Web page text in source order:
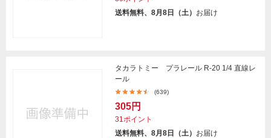
送料無料、8月8日（土） お届け
タカラトミー プラレール R-20 1/4 直線レ
ール
(639)
305円
31ポイント
送料無料、8月8日（土） お届け